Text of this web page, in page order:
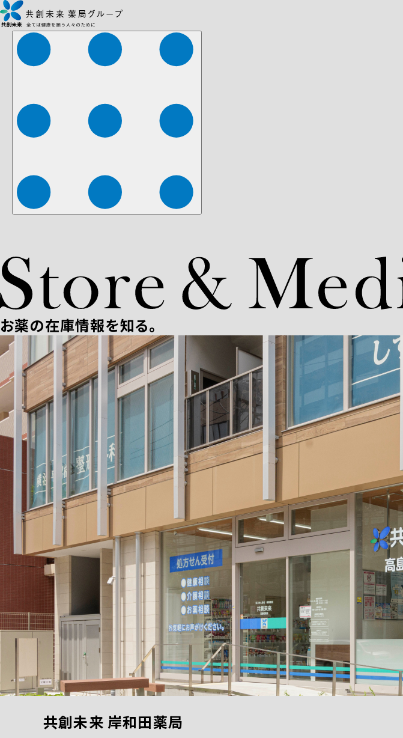
株式会社ファーマみらい 株式会社ストレチア
お薬の在庫情報を知る。
共創未来 岸和田薬局